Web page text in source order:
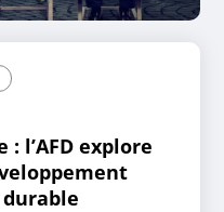
l’AFD explore